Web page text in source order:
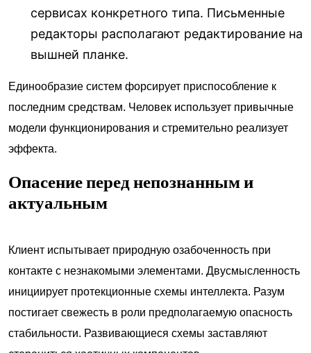
сервисах конкретного типа. Письменные
редакторы располагают редактирование на
вышней планке.
Единообразие систем форсирует приспособление к
последним средствам. Человек использует привычные
модели функционирования и стремительно реализует
эффекта.
Опасение перед непознанным и
актуальным
Клиент испытывает природную озабоченность при
контакте с незнакомыми элементами. Двусмысленность
инициирует протекционные схемы интеллекта. Разум
постигает свежесть в роли предполагаемую опасность
стабильности. Развивающиеся схемы заставляют